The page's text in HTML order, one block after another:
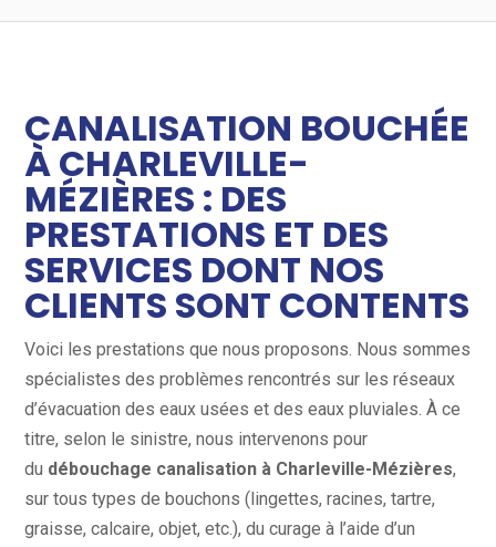
CANALISATION BOUCHÉE
À CHARLEVILLE-
MÉZIÈRES : DES
PRESTATIONS ET DES
SERVICES DONT NOS
CLIENTS SONT CONTENTS
Voici les prestations que nous proposons. Nous sommes
spécialistes des problèmes rencontrés sur les réseaux
d’évacuation des eaux usées et des eaux pluviales. À ce
titre, selon le sinistre, nous intervenons pour
du débouchage canalisation à Charleville-Mézières,
sur tous types de bouchons (lingettes, racines, tartre,
graisse, calcaire, objet, etc.), du curage à l’aide d’un